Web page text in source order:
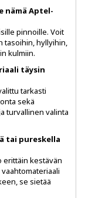
nämä Aptel-
pinnoille. Voit
tasoihin, hyllyihin,
kulmiin.
täysin
tarkasti
sekä
turvallinen valinta
tai pureskella
erittäin kestävän
se sietää